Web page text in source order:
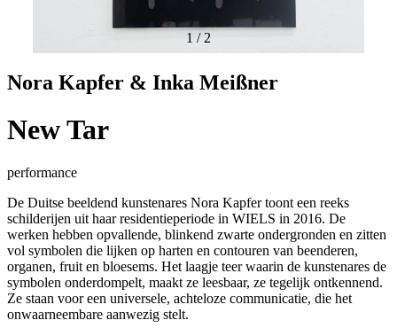
1 / 2
Nora Kapfer & Inka Meißner
New Tar
performance
De Duitse beeldend kunstenares Nora Kapfer toont een reeks
schilderijen uit haar residentieperiode in WIELS in 2016. De
werken hebben opvallende, blinkend zwarte ondergronden en zitten
vol symbolen die lijken op harten en contouren van beenderen,
organen, fruit en bloesems. Het laagje teer waarin de kunstenares de
symbolen onderdompelt, maakt ze leesbaar, ze tegelijk ontkennend.
Ze staan voor een universele, achteloze communicatie, die het
onwaarneembare aanwezig stelt.